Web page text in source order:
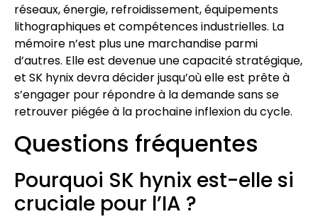
réseaux, énergie, refroidissement, équipements
lithographiques et compétences industrielles. La
mémoire n’est plus une marchandise parmi
d’autres. Elle est devenue une capacité stratégique,
et SK hynix devra décider jusqu’où elle est prête à
s’engager pour répondre à la demande sans se
retrouver piégée à la prochaine inflexion du cycle.
Questions fréquentes
Pourquoi SK hynix est-elle si
cruciale pour l’IA ?